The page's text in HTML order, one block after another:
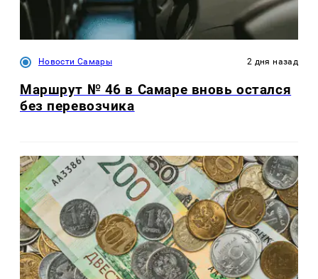
Новости Самары 2 дня назад
Маршрут № 46 в Самаре вновь остался
без перевозчика